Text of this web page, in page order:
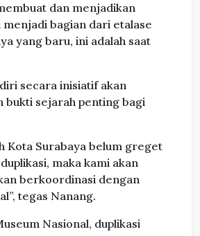
dan menjadikan
menjadi bagian dari etalase
yang baru, ini adalah saat
secara inisiatif akan
bukti sejarah penting bagi
Kota Surabaya belum greget
maka kami akan
berkoordinasi dengan
tegas Nanang.
Nasional, duplikasi